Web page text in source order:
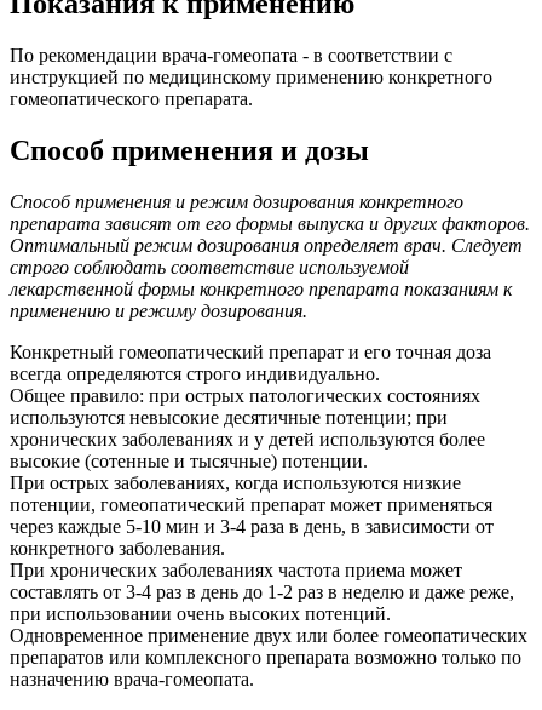
По рекомендации врача-гомеопата - в соответствии с
инструкцией по медицинскому применению конкретного
гомеопатического препарата.
Способ применения и дозы
Способ применения и режим дозирования конкретного
препарата зависят от его формы выпуска и других факторов.
Оптимальный режим дозирования определяет врач. Следует
строго соблюдать соответствие используемой
лекарственной формы конкретного препарата показаниям к
применению и режиму дозирования.
Конкретный гомеопатический препарат и его точная доза
всегда определяются строго индивидуально.
Общее правило: при острых патологических состояниях
используются невысокие десятичные потенции; при
хронических заболеваниях и у детей используются более
высокие (сотенные и тысячные) потенции.
При острых заболеваниях, когда используются низкие
потенции, гомеопатический препарат может применяться
через каждые 5-10 мин и 3-4 раза в день, в зависимости от
конкретного заболевания.
При хронических заболеваниях частота приема может
составлять от 3-4 раз в день до 1-2 раз в неделю и даже реже,
при использовании очень высоких потенций.
Одновременное применение двух или более гомеопатических
препаратов или комплексного препарата возможно только по
назначению врача-гомеопата.